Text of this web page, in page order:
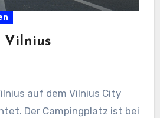
Vilnius
auf dem Vilnius City
Der Campingplatz ist bei